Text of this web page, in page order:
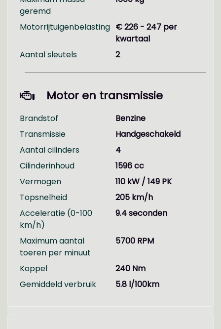
advertentie. Vertrouw niet alleen op deze
informatie maar controleer altijd zelf de zaken
welke voor jou belangrijk zijn en je beslissing
zouden kunnen beïnvloeden. Neem contact op
met de verkoper voor aanvullende vragen.
geremd
Motorrijtuigenbelasting € 226 - 247 per
kwartaal
Aantal sleutels
2
Motor en transmissie
Brandstof
Benzine
Transmissie
Handgeschakeld
Aantal cilinders
4
Cilinderinhoud
1596 cc
Vermogen
110 kW / 149 PK
Topsnelheid
205 km/h
Acceleratie (0-100
km/h)
9.4 seconden
Maximum aantal
toeren per minuut
5700 RPM
Koppel
240 Nm
Gemiddeld verbruik
5.8 l/100km